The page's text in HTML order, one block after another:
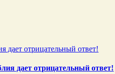
дает отрицательный ответ!
дает отрицательный ответ!